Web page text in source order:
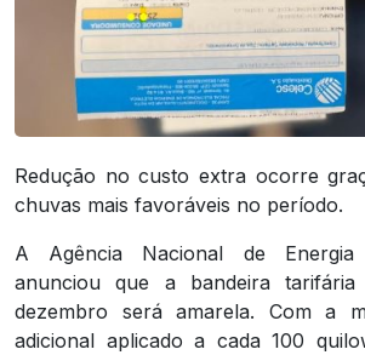
Redução no custo extra ocorre
chuvas mais favoráveis no período.
A Agência Nacional de Energia
anunciou que a bandeira
dezembro será amarela. Com a
adicional aplicado a cada 100